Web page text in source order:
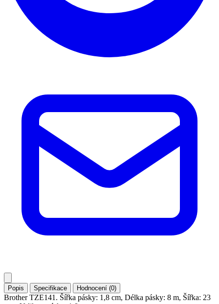
Popis Specifikace Hodnocení (0)
Brother TZE141. Šířka pásky: 1,8 cm, Délka pásky: 8 m, Šířka: 23